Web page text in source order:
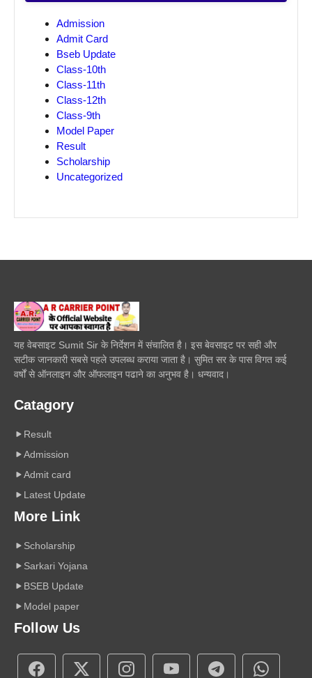
Admission
Admit Card
Bseb Update
Class-10th
Class-11th
Class-12th
Class-9th
Model Paper
Result
Scholarship
Uncategorized
यह वेबसाइट Sumit Sir के निर्देशन में संचालित है। इस बेवसाइट पर सही और
सटीक जानकारी सबसे पहले उपलब्ध कराया जाता है। सुमित सर के पास विगत कई
वर्षों से ऑनलाइन और ऑफलाइन पढाने का अनुभव है। धन्यवाद।
Catagory
Result
Admission
Admit card
Latest Update
More Link
Scholarship
Sarkari Yojana
BSEB Update
Model paper
Follow Us